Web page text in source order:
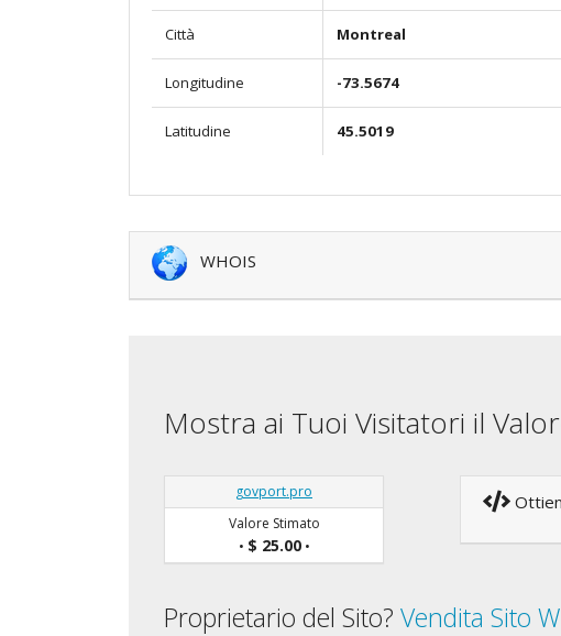
Città Montreal
Longitudine -73.5674
Latitudine 45.5019
WHOIS
Mostra ai Tuoi Visitatori il
govport.pro
Valore Stimato
• $ 25.00•
Proprietario del Sito? Vendita Sito